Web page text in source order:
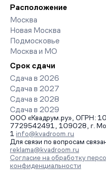
Расположение
Москва
Новая Москва
Подмосковье
Москва и МО
Срок сдачи
Сдача в 2026
Сдача в 2027
Сдача в 2028
Сдача в 2029
ООО «Квадрум.ру», ОГРН:
7729542491, 109028, г.
1 info@kvadroom.ru
Для связи по вопросам
reklama@kvadroom.ru
Согласие на обработку
конфиденциальности